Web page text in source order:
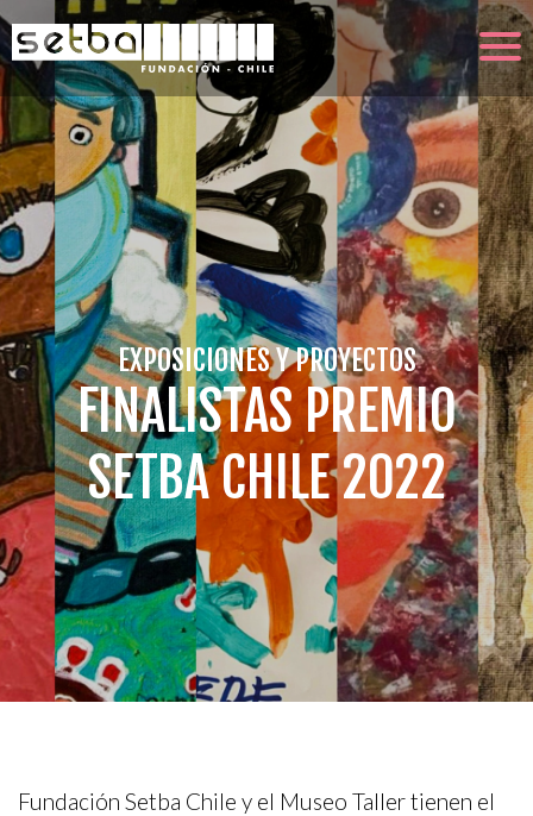
EXPOSICIONES Y PROYECTOS
FINALISTAS PREMIO
SETBA CHILE 2022
Fundación Setba Chile y el Museo Taller tienen el